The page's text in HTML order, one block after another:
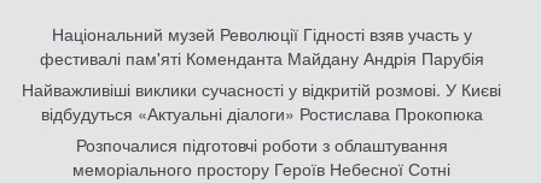
Національний музей Революції Гідності взяв участь у
фестивалі пам'яті Коменданта Майдану Андрія Парубія
Найважливіші виклики сучасності у відкритій розмові. У Києві
відбудуться «Актуальні діалоги» Ростислава Прокопюка
Розпочалися підготовчі роботи з облаштування
меморіального простору Героїв Небесної Сотні